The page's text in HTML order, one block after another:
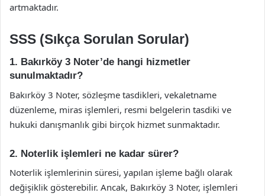
artmaktadır.
SSS (Sıkça Sorulan Sorular)
1. Bakırköy 3 Noter’de hangi hizmetler
sunulmaktadır?
Bakırköy 3 Noter, sözleşme tasdikleri, vekaletname
düzenleme, miras işlemleri, resmi belgelerin tasdiki ve
hukuki danışmanlık gibi birçok hizmet sunmaktadır.
2. Noterlik işlemleri ne kadar sürer?
Noterlik işlemlerinin süresi, yapılan işleme bağlı olarak
değişiklik gösterebilir. Ancak, Bakırköy 3 Noter, işlemleri